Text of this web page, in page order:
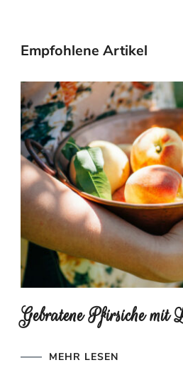
Empfohlene Artikel
Gebratene Pfirsiche mit
MEHR LESEN